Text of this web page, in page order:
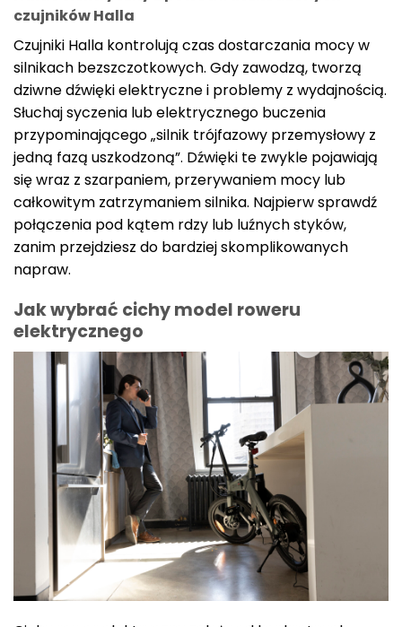
czujników Halla
Czujniki Halla kontrolują czas dostarczania mocy w
silnikach bezszczotkowych. Gdy zawodzą, tworzą
dziwne dźwięki elektryczne i problemy z wydajnością.
Słuchaj syczenia lub elektrycznego buczenia
przypominającego „silnik trójfazowy przemysłowy z
jedną fazą uszkodzoną”. Dźwięki te zwykle pojawiają
się wraz z szarpaniem, przerywaniem mocy lub
całkowitym zatrzymaniem silnika. Najpierw sprawdź
połączenia pod kątem rdzy lub luźnych styków,
zanim przejdziesz do bardziej skomplikowanych
napraw.
Jak wybrać cichy model roweru
elektrycznego